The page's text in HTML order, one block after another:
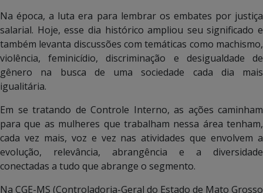
Na época, a luta era para lembrar os embates por justiça
salarial. Hoje, esse dia histórico ampliou seu significado e
também levanta discussões com temáticas como machismo,
violência, feminicídio, discriminação e desigualdade de
gênero na busca de uma sociedade cada dia mais
igualitária.
Em se tratando de Controle Interno, as ações caminham
para que as mulheres que trabalham nessa área tenham,
cada vez mais, voz e vez nas atividades que envolvem a
evolução, relevância, abrangência e a diversidade
conectadas a tudo que abrange o segmento.
Na CGE-MS (Controladoria-Geral do Estado de Mato Grosso